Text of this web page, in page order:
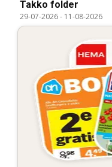
Takko folder
29-07-2026- 11-08-2026